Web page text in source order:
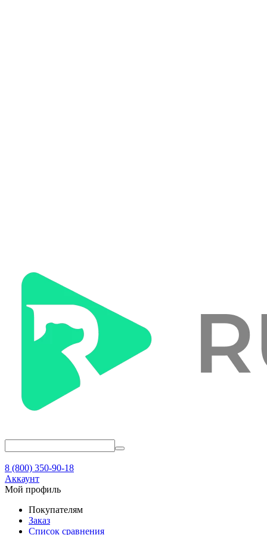
8 (800) 350-90-18
Аккаунт
Мой профиль
Покупателям
Заказ
Список сравнения